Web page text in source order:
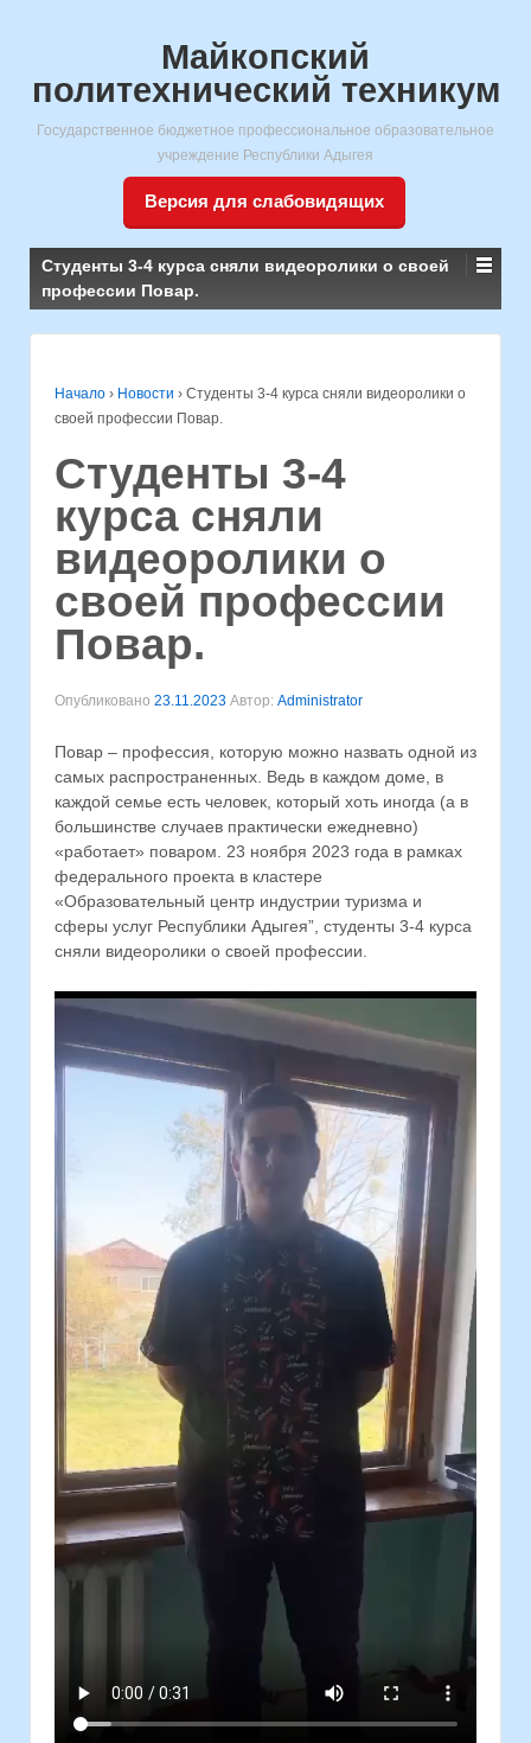
Майкопский
политехнический техникум
Государственное бюджетное профессиональное образовательное
учреждение Республики Адыгея
Версия для слабовидящих
Студенты 3-4 курса сняли видеоролики о своей
профессии Повар.
Начало › Новости › Студенты 3-4 курса сняли видеоролики о
своей профессии Повар.
Студенты 3-4
курса сняли
видеоролики о
своей профессии
Повар.
Опубликовано 23.11.2023 Автор: Administrator
Повар – профессия, которую можно назвать одной из
самых распространенных. Ведь в каждом доме, в
каждой семье есть человек, который хоть иногда (а в
большинстве случаев практически ежедневно)
«работает» поваром. 23 ноября 2023 года в рамках
федерального проекта в кластере
«Образовательный центр индустрии туризма и
сферы услуг Республики Адыгея”, студенты 3-4 курса
сняли видеоролики о своей профессии.